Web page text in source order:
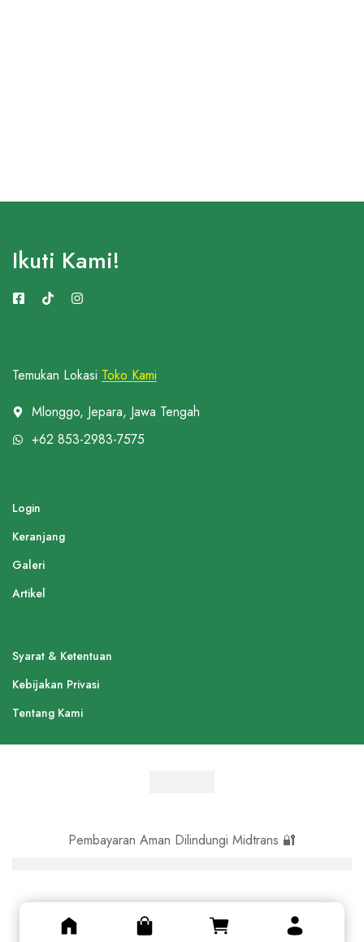
Temukan Lokasi Toko Kami
Mlonggo, Jepara, Jawa Tengah
+62 853-2983-7575
Login
Keranjang
Galeri
Artikel
Syarat & Ketentuan
Kebijakan Privasi
Tentang Kami
Ikuti Kami!
© Asli Kayu 2024
Pembayaran Aman Dilindungi Midtrans 🔐